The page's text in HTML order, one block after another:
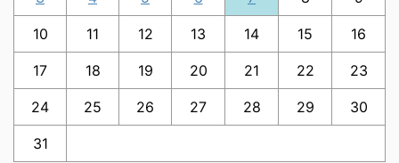
10 11 12 13 14 15 16
17 18 19 20 21 22 23
24 25 26 27 28 29 30
31